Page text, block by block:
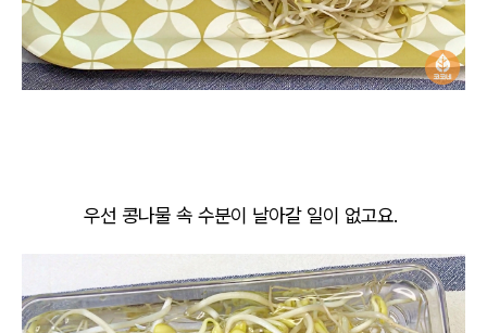
우선 콩나물 속 수분이 날아갈 일이 없고요.